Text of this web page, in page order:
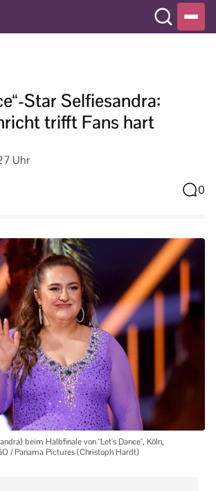
Star Selfiesandra:
trifft Fans hart
Uhr
0
beim Halbfinale von "Let's Dance", Köln,
/ Panama Pictures (Christoph Hardt)